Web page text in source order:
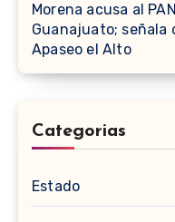
Morena acusa al
Guanajuato; señala
Apaseo el Alto
Categorias
Estado